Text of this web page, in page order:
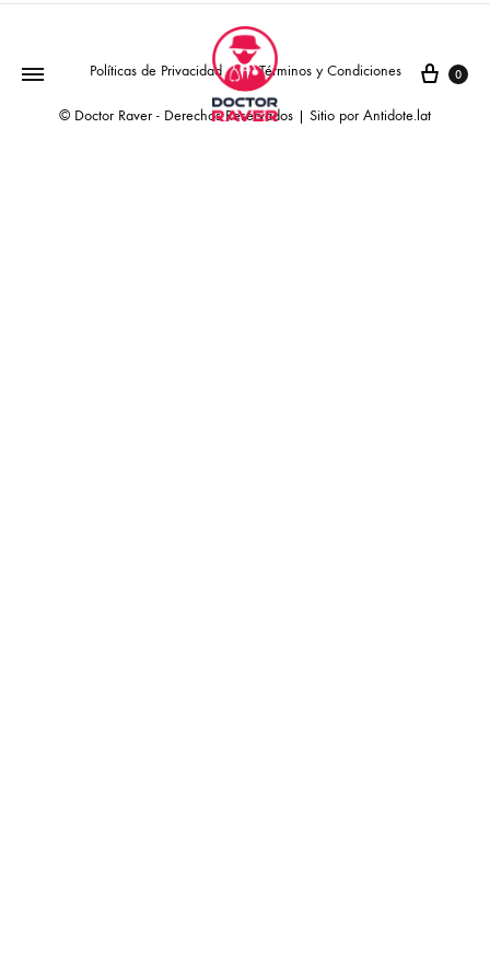
0
© Doctor Raver - Derechos Reservados | Sitio por Antidote.lat
Políticas de Privacidad Términos y Condiciones